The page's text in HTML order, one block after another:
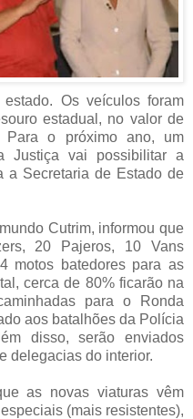
Os veículos foram
estadual, no valor de
o próximo ano, um
Justiça vai possibilitar a
a Secretaria de Estado de
Cutrim, informou que
20 Pajeros, 10 Vans
motos batedores para as
cerca de 80% ficarão na
para o Ronda
aos batalhões da Polícia
disso, serão enviados
delegacias do interior.
as novas viaturas vêm
(mais resistentes),